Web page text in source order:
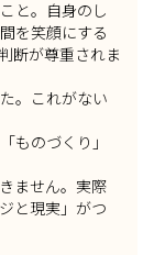
と。自身のし
を笑顔にする
断が尊重されま
。これがない
ものづくり」
ません。実際
と現実」がつ